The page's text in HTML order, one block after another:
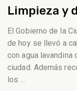
Limpieza y
El Gobierno de la
de hoy se llevó a
con agua
ciudad. Además
los…